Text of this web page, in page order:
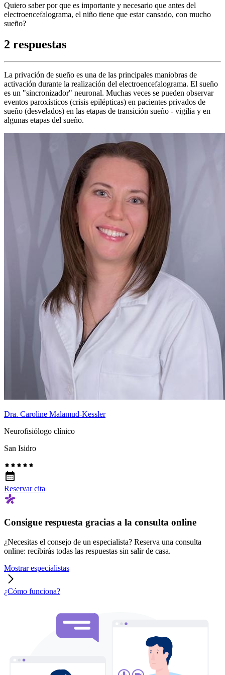
Quiero saber por que es importante y necesario que antes del
electroencefalograma, el niño tiene que estar cansado, con mucho
sueño?
2 respuestas
La privación de sueño es una de las principales maniobras de
activación durante la realización del electroencefalograma. El sueño
es un "sincronizador" neuronal. Muchas veces se pueden observar
eventos paroxísticos (crisis epilépticas) en pacientes privados de
sueño (desvelados) en las etapas de transición sueño - vigilia y en
algunas etapas del sueño.
Dra. Caroline Malamud-Kessler
Neurofisiólogo clínico
San Isidro
Reservar cita
Consigue respuesta gracias a la consulta online
¿Necesitas el consejo de un especialista? Reserva una consulta
online: recibirás todas las respuestas sin salir de casa.
Mostrar especialistas
¿Cómo funciona?